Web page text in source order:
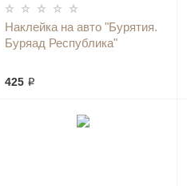
Наклейка на авто "Бурятия.
Буряад Республика"
425 ₽